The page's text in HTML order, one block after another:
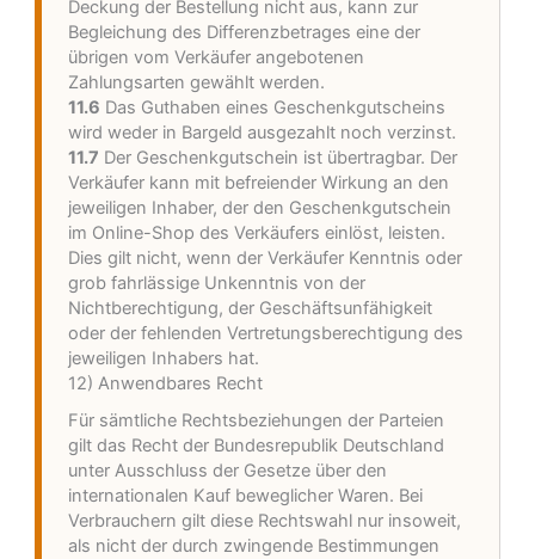
Deckung der Bestellung nicht aus, kann zur
Begleichung des Differenzbetrages eine der
übrigen vom Verkäufer angebotenen
Zahlungsarten gewählt werden.
11.6 Das Guthaben eines Geschenkgutscheins
wird weder in Bargeld ausgezahlt noch verzinst.
11.7 Der Geschenkgutschein ist übertragbar. Der
Verkäufer kann mit befreiender Wirkung an den
jeweiligen Inhaber, der den Geschenkgutschein
im Online-Shop des Verkäufers einlöst, leisten.
Dies gilt nicht, wenn der Verkäufer Kenntnis oder
grob fahrlässige Unkenntnis von der
Nichtberechtigung, der Geschäftsunfähigkeit
oder der fehlenden Vertretungsberechtigung des
jeweiligen Inhabers hat.
12) Anwendbares Recht
Für sämtliche Rechtsbeziehungen der Parteien
gilt das Recht der Bundesrepublik Deutschland
unter Ausschluss der Gesetze über den
internationalen Kauf beweglicher Waren. Bei
Verbrauchern gilt diese Rechtswahl nur insoweit,
als nicht der durch zwingende Bestimmungen